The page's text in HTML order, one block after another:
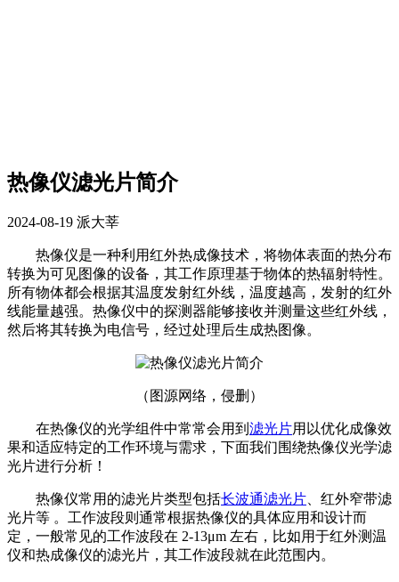
热像仪滤光片简介
2024-08-19 派大莘
热像仪是一种利用红外热成像技术，将物体表面的热分布
转换为可见图像的设备，其工作原理基于物体的热辐射特性。
所有物体都会根据其温度发射红外线，温度越高，发射的红外
线能量越强。热像仪中的探测器能够接收并测量这些红外线，
然后将其转换为电信号，经过处理后生成热图像。
（图源网络，侵删）
在热像仪的光学组件中常常会用到 滤光片用以优化成像效
果和适应特定的工作环境与需求，下面我们围绕热像仪光学滤
光片进行分析！
热像仪常用的滤光片类型包括长波通滤光片、红外窄带滤
光片等 。工作波段则通常根据热像仪的具体应用和设计而
定，一般常见的工作波段在 2-13μm 左右，比如用于红外测温
仪和热成像仪的滤光片，其工作波段就在此范围内。